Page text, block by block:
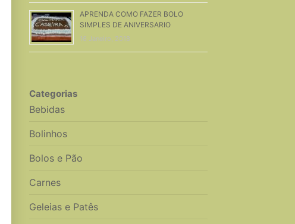
APRENDA COMO FAZER BOLO
SIMPLES DE ANIVERSARIO
16 Janeiro, 2018
Categorias
Bebidas
Bolinhos
Bolos e Pão
Carnes
Geleias e Patês